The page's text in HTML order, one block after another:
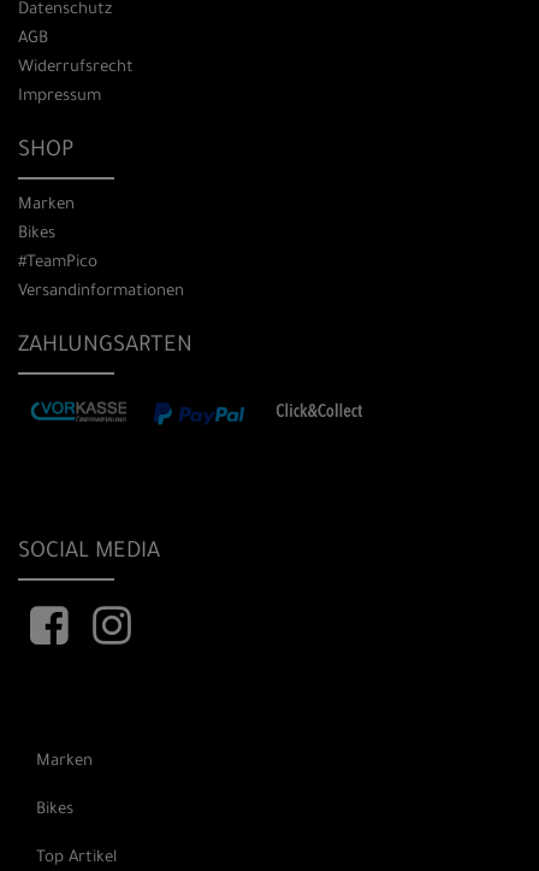
Datenschutz
AGB
Widerrufsrecht
Impressum
SHOP
Marken
Bikes
#TeamPico
Versandinformationen
ZAHLUNGSARTEN
SOCIAL MEDIA
Marken
Bikes
Top Artikel